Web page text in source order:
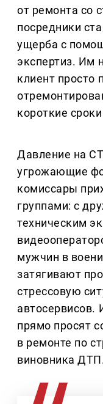
от ремонта со
посредники
ущерба с
экспертиз. Им
клиент просто
короткие
Давление на
угрожающие
комиссары
группами: с
техническим
мужчин в
затягивают
стрессовую
автосервисов.
прямо просят
в ремонте по
виновника